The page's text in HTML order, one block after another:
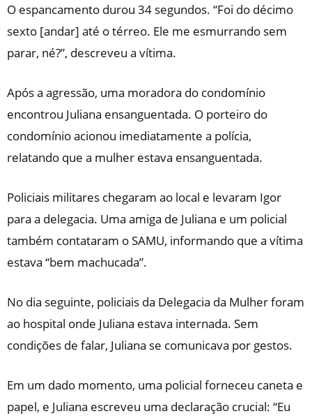
O espancamento durou 34 segundos. “Foi do décimo
sexto [andar] até o térreo. Ele me esmurrando sem
parar, né?”, descreveu a vítima.
Após a agressão, uma moradora do condomínio
encontrou Juliana ensanguentada. O porteiro do
condomínio acionou imediatamente a polícia,
relatando que a mulher estava ensanguentada.
Policiais militares chegaram ao local e levaram Igor
para a delegacia. Uma amiga de Juliana e um policial
também contataram o SAMU, informando que a vítima
estava “bem machucada”.
No dia seguinte, policiais da Delegacia da Mulher foram
ao hospital onde Juliana estava internada. Sem
condições de falar, Juliana se comunicava por gestos.
Em um dado momento, uma policial forneceu caneta e
papel, e Juliana escreveu uma declaração crucial: “Eu